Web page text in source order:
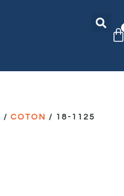
/COTON / 18-1125